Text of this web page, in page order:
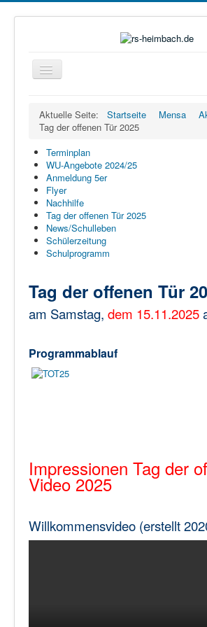
Navigation
an/aus
Organisation
Ganztag
Beratung
Eltern
Förderverein
Mensa
Kontakt
Impressum/Datenschutz
Aktuelle Seite: Startseite Mensa
Tag der offenen Tür 2025
Terminplan
WU-Angebote 2024/25
Anmeldung 5er
Flyer
Nachhilfe
Tag der offenen Tür 2025
News/Schulleben
Schülerzeitung
Schulprogramm
Tag der offenen Tür
am Samstag, dem 15.11.2025
Programmablauf
Impressionen Tag der
Video 2025
Willkommensvideo (erstellt